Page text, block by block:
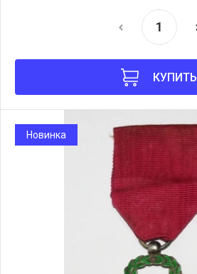
КУПИТЬ
Новинка